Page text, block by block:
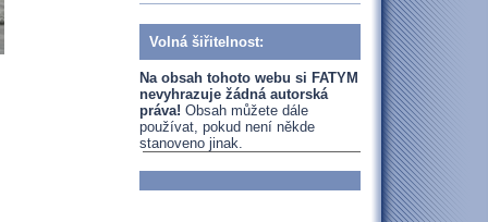
Volná šiřitelnost:
Na obsah tohoto webu si FATYM
nevyhrazuje žádná autorská
práva! Obsah můžete dále
používat, pokud není někde
stanoveno jinak.